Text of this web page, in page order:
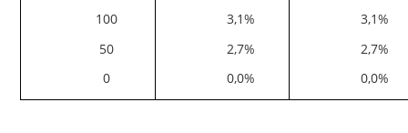
100
50
0
3,1%
2,7%
0,0%
3,1%
2,7%
0,0%